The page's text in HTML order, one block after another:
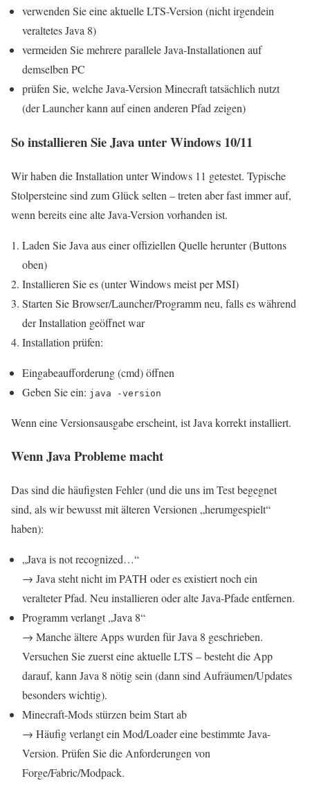
verwenden Sie eine aktuelle LTS-Version (nicht irgendein
veraltetes Java 8)
vermeiden Sie mehrere parallele Java-Installationen auf
demselben PC
prüfen Sie, welche Java-Version Minecraft tatsächlich nutzt
(der Launcher kann auf einen anderen Pfad zeigen)
So installieren Sie Java unter Windows 10/11
Wir haben die Installation unter Windows 11 getestet. Typische
Stolpersteine sind zum Glück selten – treten aber fast immer auf,
wenn bereits eine alte Java-Version vorhanden ist.
Laden Sie Java aus einer offiziellen Quelle herunter (Buttons
oben)
Installieren Sie es (unter Windows meist per MSI)
Starten Sie Browser/Launcher/Programm neu, falls es während
der Installation geöffnet war
Installation prüfen:
Eingabeaufforderung (cmd) öffnen
Geben Sie ein: java -version
Wenn eine Versionsausgabe erscheint, ist Java korrekt installiert.
Wenn Java Probleme macht
Das sind die häufigsten Fehler (und die uns im Test begegnet
sind, als wir bewusst mit älteren Versionen „herumgespielt“
haben):
„Java is not recognized…“
→ Java steht nicht im PATH oder es existiert noch ein
veralteter Pfad. Neu installieren oder alte Java-Pfade entfernen.
Programm verlangt „Java 8“
→ Manche ältere Apps wurden für Java 8 geschrieben.
Versuchen Sie zuerst eine aktuelle LTS – besteht die App
darauf, kann Java 8 nötig sein (dann sind Aufräumen/Updates
besonders wichtig).
Minecraft‑Mods stürzen beim Start ab
→ Häufig verlangt ein Mod/Loader eine bestimmte Java-
Version. Prüfen Sie die Anforderungen von
Forge/Fabric/Modpack.